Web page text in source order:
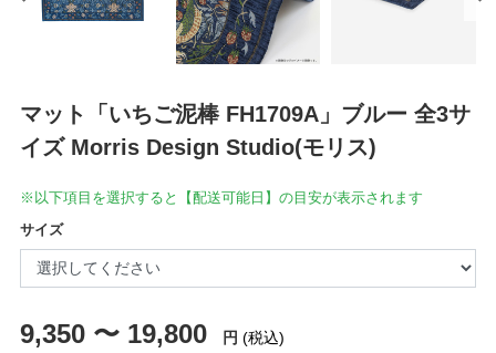
マット「いちご泥棒 FH1709A」ブルー 全3サ
イズ Morris Design Studio(モリス)
※以下項目を選択すると【配送可能日】の目安が表示されます
サイズ
9,350 〜 19,800 円 (税込)